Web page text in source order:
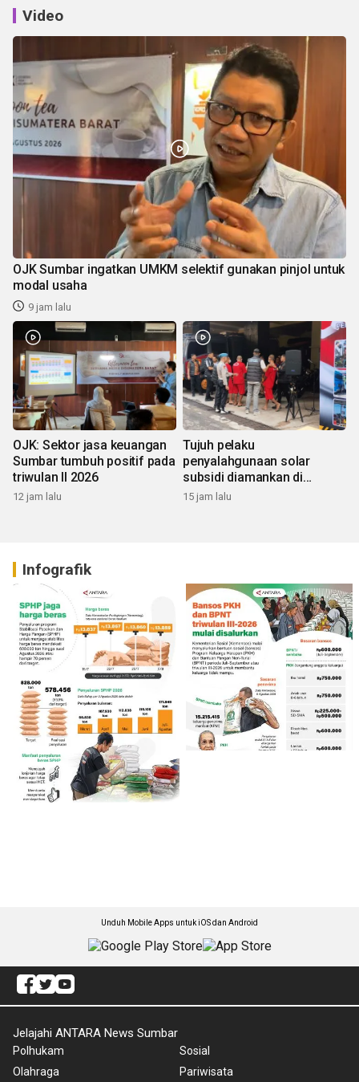
Video
OJK Sumbar ingatkan UMKM selektif gunakan pinjol untuk
modal usaha
9 jam lalu
OJK: Sektor jasa keuangan
Sumbar tumbuh positif pada
triwulan II 2026
12 jam lalu
Tujuh pelaku
penyalahgunaan solar
subsidi diamankan di
Sumbar
15 jam lalu
Infografik
Unduh Mobile Apps untuk iOS dan Android
Jelajahi ANTARA News Sumbar
Polhukam
Olahraga
Sosial
Pariwisata